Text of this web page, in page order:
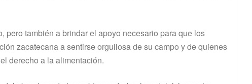
pero también a brindar el apoyo necesario para que los
zacatecana a sentirse orgullosa de su campo y de quienes
derecho a la alimentación.